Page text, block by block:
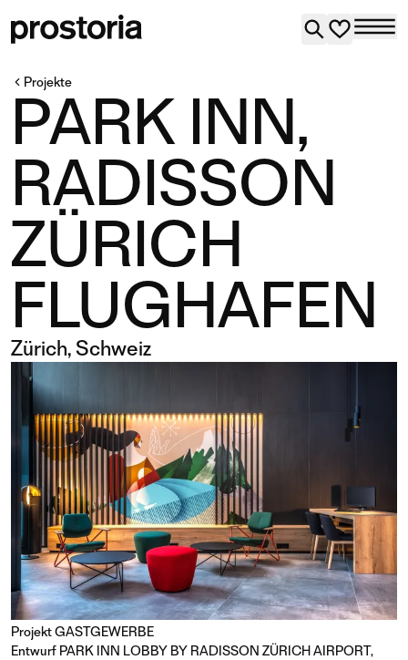
Projekte
PARK INN,
RADISSON
ZÜRICH
FLUGHAFEN
Zürich, Schweiz
ProjektGASTGEWERBE
Entwurf PARK INN LOBBY BY RADISSON ZÜRICH AIRPORT,